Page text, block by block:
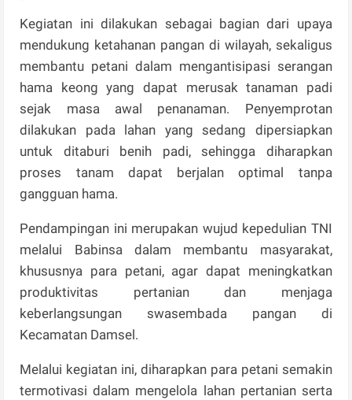
Kegiatan ini dilakukan sebagai bagian dari upaya
mendukung ketahanan pangan di wilayah, sekaligus
membantu petani dalam mengantisipasi serangan
hama keong yang dapat merusak tanaman padi
sejak masa awal penanaman. Penyemprotan
dilakukan pada lahan yang sedang dipersiapkan
untuk ditaburi benih padi, sehingga diharapkan
proses tanam dapat berjalan optimal tanpa
gangguan hama.
Pendampingan ini merupakan wujud kepedulian TNI
melalui Babinsa dalam membantu masyarakat,
khususnya para petani, agar dapat meningkatkan
produktivitas pertanian dan menjaga
keberlangsungan swasembada pangan di
Kecamatan Damsel.
Melalui kegiatan ini, diharapkan para petani semakin
termotivasi dalam mengelola lahan pertanian serta